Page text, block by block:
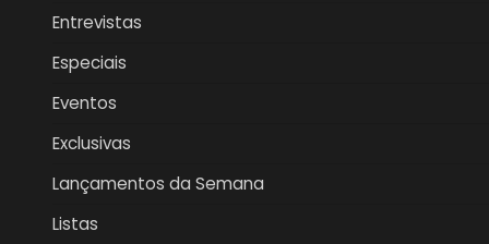
Entrevistas
Especiais
Eventos
Exclusivas
Lançamentos da Semana
Listas